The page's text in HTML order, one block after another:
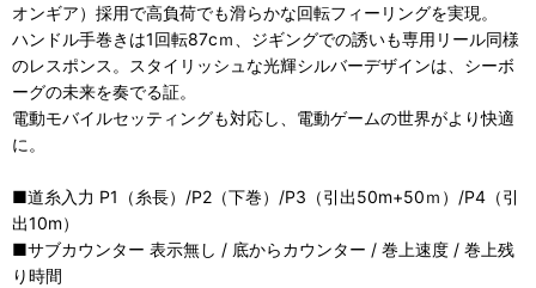
オンギア）採用で高負荷でも滑らかな回転フィーリングを実現。
ハンドル手巻きは1回転87cｍ、ジギングでの誘いも専用リール同様
のレスポンス。スタイリッシュな光輝シルバーデザインは、シーボ
ーグの未来を奏でる証。
電動モバイルセッティングも対応し、電動ゲームの世界がより快適
に。
■道糸入力 P1（糸長）/P2（下巻）/P3（引出50m+50ｍ）/P4（引
出10m）
■サブカウンター 表示無し / 底からカウンター / 巻上速度 / 巻上残
り時間